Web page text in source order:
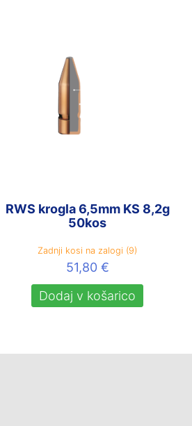
RWS krogla 6,5mm KS 8,2g
50kos
Zadnji kosi na zalogi (9)
51,80 €
Dodaj v košarico